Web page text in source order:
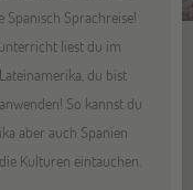
Spanisch Sprachreise!
liest du im
du bist
So kannst du
aber auch Spanien
Kulturen eintauchen.